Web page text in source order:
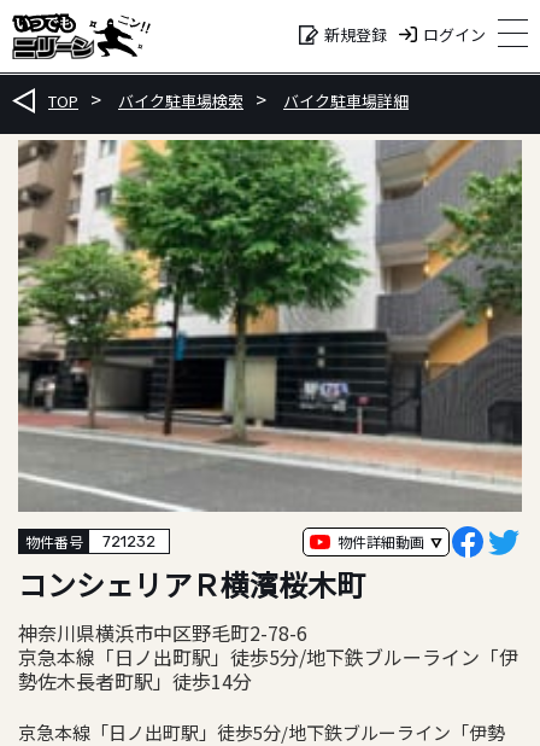
新規登録 ログイン
TOP バイク駐車場検索 バイク駐車場詳細
物件番号 721232 物件詳細動画
コンシェリアＲ横濱桜木町
神奈川県横浜市中区野毛町2-78-6
京急本線「日ノ出町駅」徒歩5分/地下鉄ブルーライン「伊
勢佐木長者町駅」徒歩14分
京急本線「日ノ出町駅」徒歩5分/地下鉄ブルーライン「伊勢